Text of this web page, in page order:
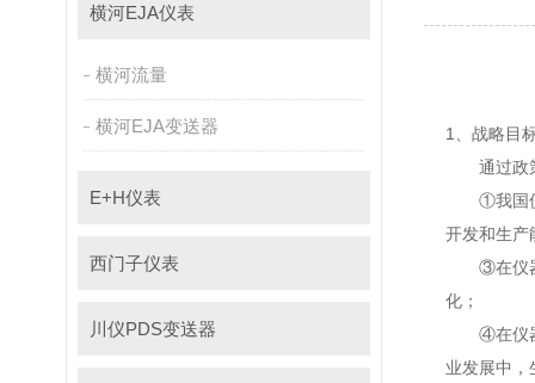
横河EJA仪表
横河流量
横河EJA变送器
E+H仪表
西门子仪表
川仪PDS变送器
1、战略目
通过政策引
①我国仪器
开发和生产
③在仪器仪
化；
④在仪器仪
业发展中